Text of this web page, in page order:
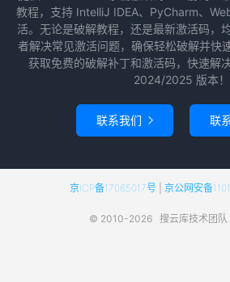
教程，支持 IntelliJ IDEA、PyCharm、
活。无论是破解教程，还是最新激活码，
者解决常见激活问题，确保轻松破解并快
获取免费的破解补丁和激活码，快速解
2024/2025 版本！
联系我们  联
京ICP备17065017号| 京公网安备
© 2010-2026 搜云库技术团队